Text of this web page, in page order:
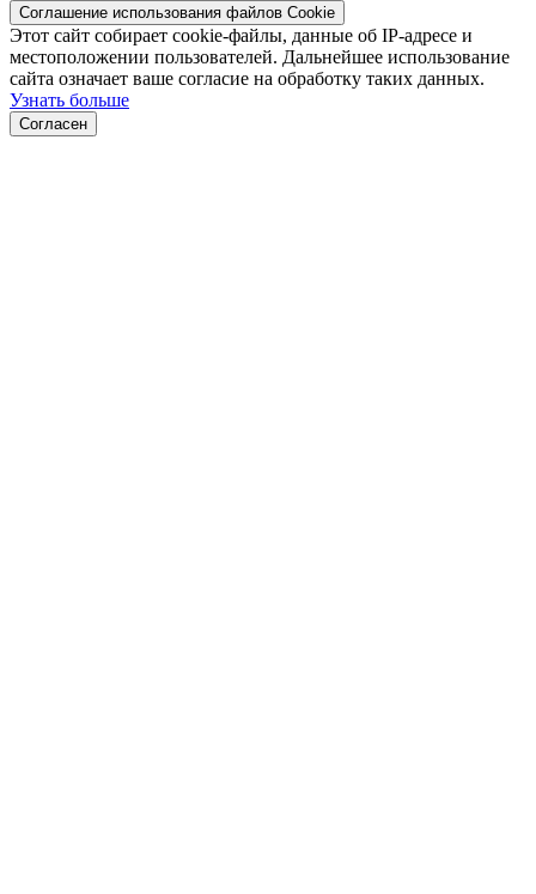
Соглашение использования файлов Cookie
Этот сайт собирает cookie-файлы, данные об IP-адресе и
местоположении пользователей. Дальнейшее использование
сайта означает ваше согласие на обработку таких данных.
Узнать больше
Согласен